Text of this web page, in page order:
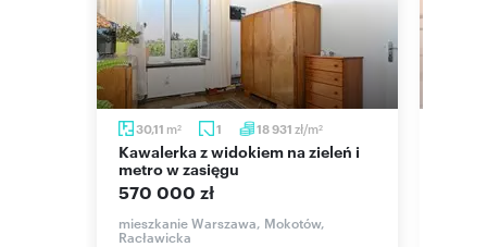
30,11 m2 1 18 931 zł/m2
Kawalerka z widokiem na zieleń i
metro w zasięgu
570 000 zł
mieszkanie Warszawa, Mokotów,
Racławicka